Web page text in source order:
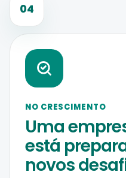
04
NO CRESCIMENTO
Uma
está
novos